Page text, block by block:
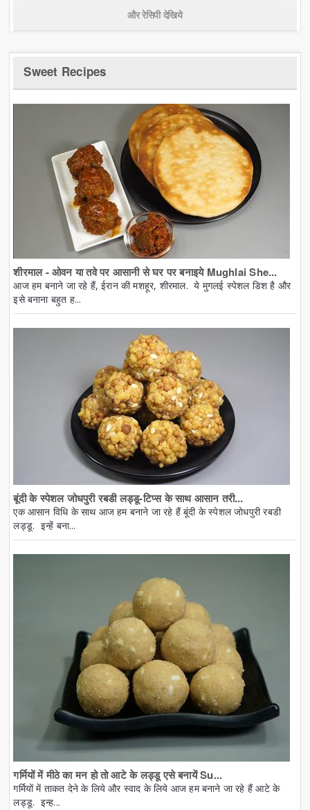
और रेसिपी देखिये
Sweet Recipes
शीरमाल - ओवन या तवे पर आसानी से घर पर बनाइये Mughlai She...
आज हम बनाने जा रहे हैं, ईरान की मशहूर, शीरमाल. ये मुगलई स्पेशल डिश है और
इसे बनाना बहुत ह...
बूंदी के स्पेशल जोधपुरी रबडी लड्डू-टिप्स के साथ आसान तरी...
एक आसान विधि के साथ आज हम बनाने जा रहे हैं बूंदी के स्पेशल जोधपुरी रबडी
लड्डू. इन्हें बना...
गर्मियों में मीठे का मन हो तो आटे के लड्डू एसे बनायें Su...
गर्मियों में ताकत देने के लिये और स्वाद के लिये आज हम बनाने जा रहे हैं आटे के
लड्डू. इन्ह...